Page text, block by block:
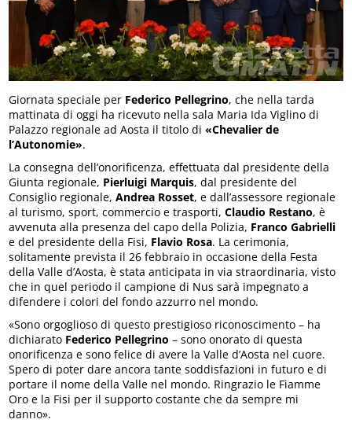
Giornata speciale per Federico Pellegrino, che nella tarda
mattinata di oggi ha ricevuto nella sala Maria Ida Viglino di
Palazzo regionale ad Aosta il titolo di«Chevalier de
l’Autonomie».
La consegna dell’onorificenza, effettuata dal presidente della
Giunta regionale, Pierluigi Marquis, dal presidente del
Consiglio regionale,Andrea Rosset, e dall’assessore regionale
al turismo, sport, commercio e trasporti,Claudio Restano, è
avvenuta alla presenza del capo della Polizia, Franco Gabrielli
e del presidente della Fisi, Flavio Rosa. La cerimonia,
solitamente prevista il 26 febbraio in occasione della Festa
della Valle d’Aosta, è stata anticipata in via straordinaria, visto
che in quel periodo il campione di Nus sarà impegnato a
difendere i colori del fondo azzurro nel mondo.
«Sono orgoglioso di questo prestigioso riconoscimento – ha
dichiarato Federico Pellegrino – sono onorato di questa
onorificenza e sono felice di avere la Valle d’Aosta nel cuore.
Spero di poter dare ancora tante soddisfazioni in futuro e di
portare il nome della Valle nel mondo. Ringrazio le Fiamme
Oro e la Fisi per il supporto costante che da sempre mi
danno».